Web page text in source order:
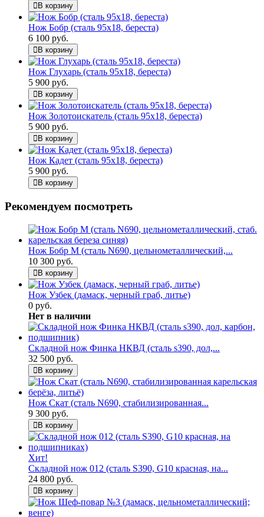
В корзину
Нож Бобр (сталь 95х18, береста)
6 100 руб.
В корзину
Нож Глухарь (сталь 95х18, береста)
5 900 руб.
В корзину
Нож Золотоискатель (сталь 95х18, береста)
5 900 руб.
В корзину
Нож Кадет (сталь 95х18, береста)
5 900 руб.
В корзину
Рекомендуем посмотреть
Нож Бобр М (сталь N690, цельнометаллический,...
10 300 руб.
В корзину
Нож Узбек (дамаск, черный граб, литье)
0 руб.
Нет в наличии
Складной нож Финка НКВД (сталь s390, дол,...
32 500 руб.
В корзину
Нож Скат (сталь N690, стабилизированная...
9 300 руб.
В корзину
Хит!
Складной нож 012 (сталь S390, G10 красная, на...
24 800 руб.
В корзину